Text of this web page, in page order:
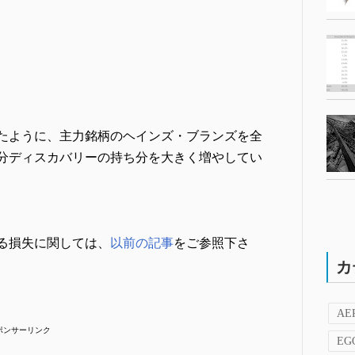
ように、主力銘柄のヘインズ・ブランズを全
ディスカバリーの持ち分を大きく増やしてい
失に関しては、 以前の記事をご参照下さ
ンサーリンク